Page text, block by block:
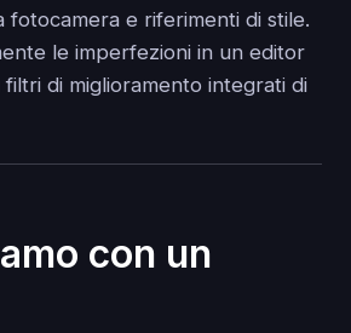
fotocamera e riferimenti di stile.
le imperfezioni in un editor
di miglioramento integrati di
con un